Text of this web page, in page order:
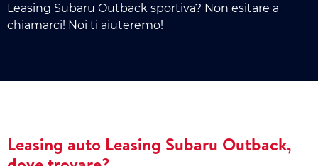
Leasing Subaru Outback sportiva? Non esitare a
chiamarci! Noi ti aiuteremo!
Leasing auto Leasing Subaru Outback,